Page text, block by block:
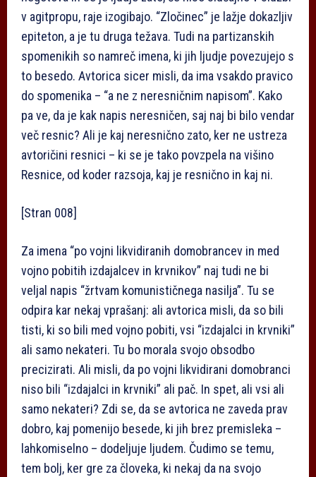
v agitpropu, raje izogibajo. “Zločinec” je lažje dokazljiv
epiteton, a je tu druga težava. Tudi na partizanskih
spomenikih so namreč imena, ki jih ljudje povezujejo s
to besedo. Avtorica sicer misli, da ima vsakdo pravico
do spomenika – “a ne z neresničnim napisom”. Kako
pa ve, da je kak napis neresničen, saj naj bi bilo vendar
več resnic? Ali je kaj neresnično zato, ker ne ustreza
avtoričini resnici – ki se je tako povzpela na višino
Resnice, od koder razsoja, kaj je resnično in kaj ni.
[Stran 008]
Za imena “po vojni likvidiranih domobrancev in med
vojno pobitih izdajalcev in krvnikov” naj tudi ne bi
veljal napis “žrtvam komunističnega nasilja”. Tu se
odpira kar nekaj vprašanj: ali avtorica misli, da so bili
tisti, ki so bili med vojno pobiti, vsi “izdajalci in krvniki”
ali samo nekateri. Tu bo morala svojo obsodbo
precizirati. Ali misli, da po vojni likvidirani domobranci
niso bili “izdajalci in krvniki” ali pač. In spet, ali vsi ali
samo nekateri? Zdi se, da se avtorica ne zaveda prav
dobro, kaj pomenijo besede, ki jih brez premisleka –
lahkomiselno – dodeljuje ljudem. Čudimo se temu,
tem bolj, ker gre za človeka, ki nekaj da na svojo